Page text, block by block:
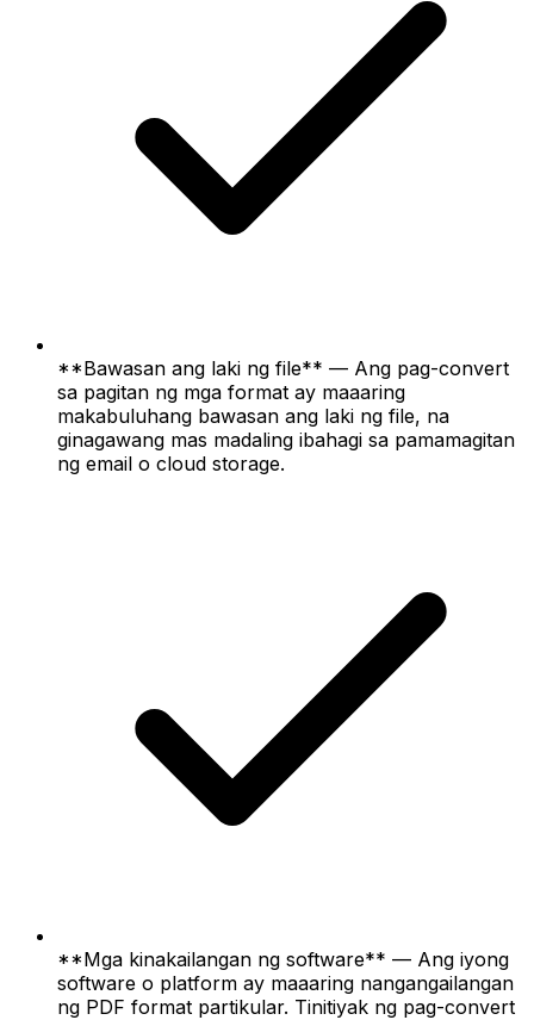
**Bawasan ang laki ng file** — Ang pag-convert
sa pagitan ng mga format ay maaaring
makabuluhang bawasan ang laki ng file, na
ginagawang mas madaling ibahagi sa pamamagitan
ng email o cloud storage.
**Mga kinakailangan ng software** — Ang iyong
software o platform ay maaaring nangangailangan
ng PDF format partikular. Tinitiyak ng pag-convert